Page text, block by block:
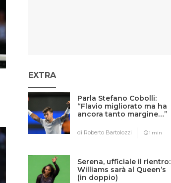
EXTRA
Parla Stefano Cobolli:
“Flavio migliorato ma ha
ancora tanto margine…”
di Roberto Bartolozzi 1 min
Serena, ufficiale il rientro:
Williams sarà al Queen’s
(in doppio)